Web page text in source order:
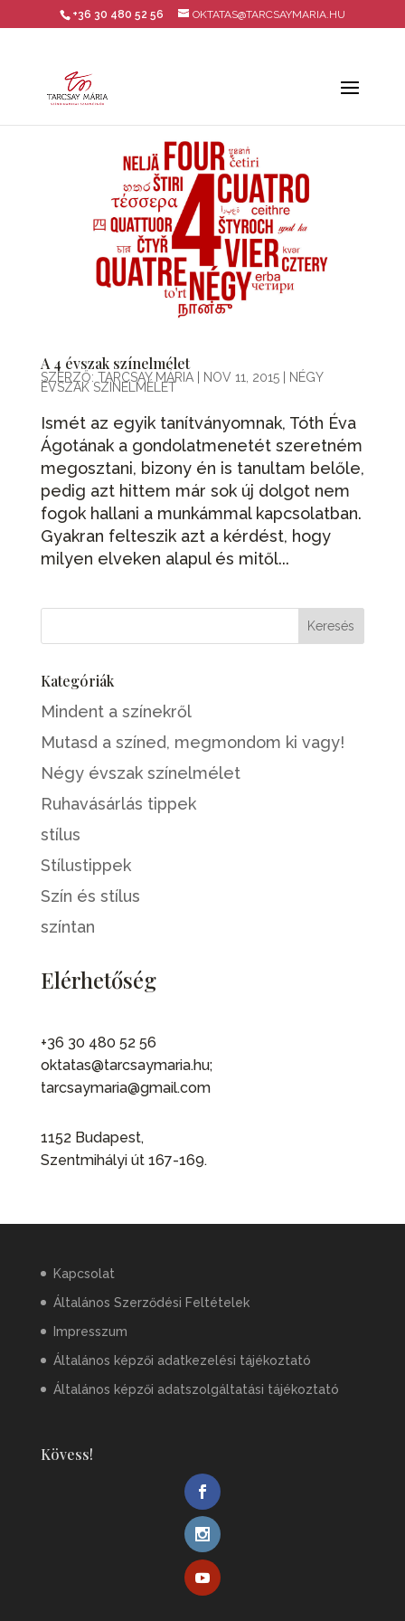
+36 30 480 52 56 OKTATAS@TARCSAYMARIA.HU
A 4 évszak színelmélet
SZERZŐ: TARCSAY MÁRIA| NOV 11, 2015| NÉGY
ÉVSZAK SZÍNELMÉLET
Ismét az egyik tanítványomnak, Tóth Éva
Ágotának a gondolatmenetét szeretném
megosztani, bizony én is tanultam belőle,
pedig azt hittem már sok új dolgot nem
fogok hallani a munkámmal kapcsolatban.
Gyakran felteszik azt a kérdést, hogy
milyen elveken alapul és mitől...
Kategóriák
Mindent a színekről
Mutasd a színed, megmondom ki vagy!
Négy évszak színelmélet
Ruhavásárlás tippek
stílus
Stílustippek
Szín és stílus
színtan
Elérhetőség
+36 30 480 52 56
oktatas@tarcsaymaria.hu;
tarcsaymaria@gmail.com
1152 Budapest,
Szentmihályi út 167-169.
Kapcsolat
Általános Szerződési Feltételek
Impresszum
Általános képzői adatkezelési tájékoztató
Általános képzői adatszolgáltatási tájékoztató
Kövess!